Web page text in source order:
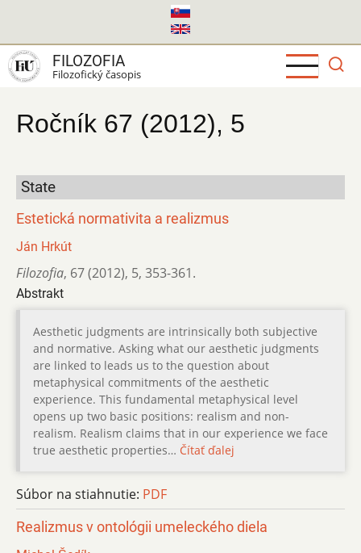
hlavný
obsah
FILOZOFIA
Filozofický časopis
Ročník 67 (2012), 5
State
Estetická normativita a realizmus
Ján Hrkút
Filozofia, 67 (2012), 5, 353-361.
Abstrakt
Aesthetic judgments are intrinsically both subjective
and normative. Asking what our aesthetic judgments
are linked to leads us to the question about
metaphysical commitments of the aesthetic
experience. This fundamental metaphysical level
opens up two basic positions: realism and non-
realism. Realism claims that in our experience we face
true aesthetic properties… Čítať ďalej
Súbor na stiahnutie: PDF
Realizmus v ontológii umeleckého diela